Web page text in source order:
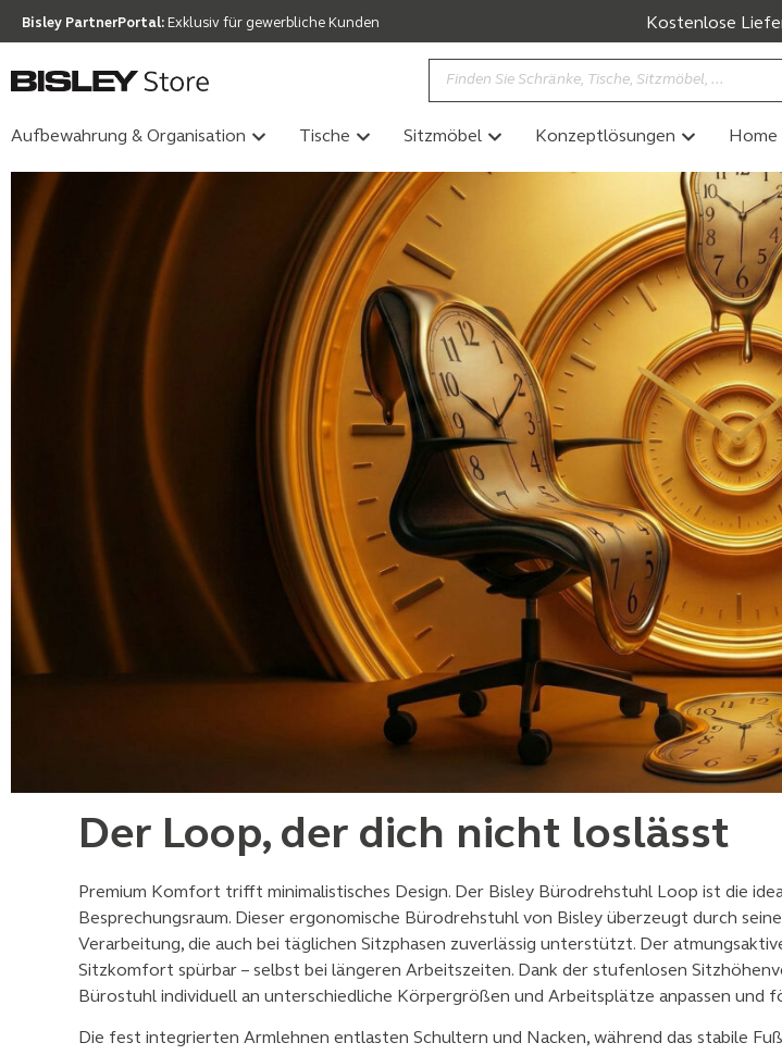
Bisley PartnerPortal: Exklusiv für gewerbliche Kunden Kostenlose
Aufbewahrung & Organisation Tische Sitzmöbel Konzeptlösungen Home
Der Loop, der dich nicht loslässt
Premium Komfort trifft minimalistisches Design. Der Bisley Bürodrehstuhl Loop ist die
Besprechungsraum. Dieser ergonomische Bürodrehstuhl von Bisley überzeugt durch
Verarbeitung, die auch bei täglichen Sitzphasen zuverlässig unterstützt. Der
Sitzkomfort spürbar – selbst bei längeren Arbeitszeiten. Dank der stufenlosen
Bürostuhl individuell an unterschiedliche Körpergrößen und Arbeitsplätze anpassen und
Die fest integrierten Armlehnen entlasten Schultern und Nacken, während das stabile